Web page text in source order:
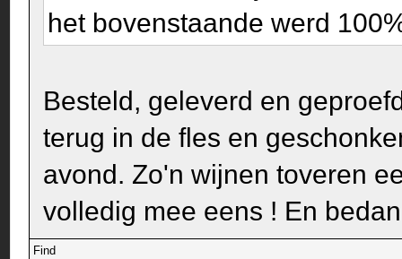
het bovenstaande werd
Besteld, geleverd en
terug in de fles en
avond. Zo'n wijnen toveren
volledig mee eens ! En
Find